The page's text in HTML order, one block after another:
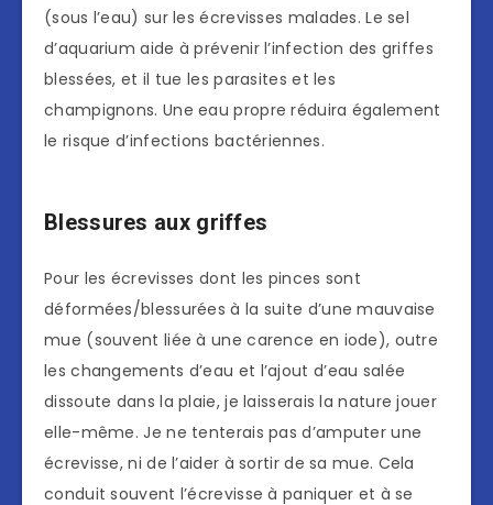
(sous l’eau) sur les écrevisses malades. Le sel
d’aquarium aide à prévenir l’infection des griffes
blessées, et il tue les parasites et les
champignons. Une eau propre réduira également
le risque d’infections bactériennes.
Blessures aux griffes
Pour les écrevisses dont les pinces sont
déformées/blessurées à la suite d’une mauvaise
mue (souvent liée à une carence en iode), outre
les changements d’eau et l’ajout d’eau salée
dissoute dans la plaie, je laisserais la nature jouer
elle-même. Je ne tenterais pas d’amputer une
écrevisse, ni de l’aider à sortir de sa mue. Cela
conduit souvent l’écrevisse à paniquer et à se